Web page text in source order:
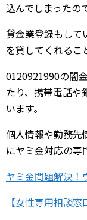
込んでしまったの
貸金業登録もして
を貸してくれるこ
0120921990の闇
たり、携帯電話や
います。
個人情報や勤務先
にヤミ金対応の専
ヤミ金問題解決！
【女性専用相談